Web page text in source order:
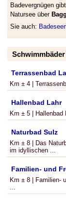
Badevergnügen
Natursee über
Sie auch:
Terrassenbad
Km ± 4 |
Hallenbad Lahr
Km ± 5 | Hallenbad
Naturbad Sulz
Km ± 8 | Das
im idyllischen ...
Familien- und
Km ± 8 | Familien-
...